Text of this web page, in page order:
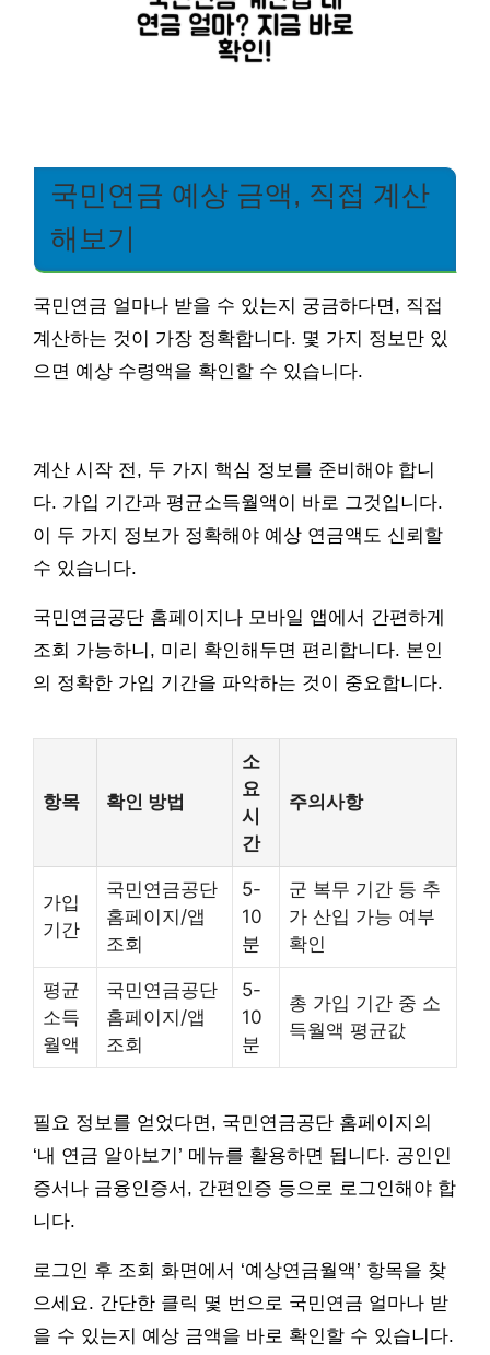
국민연금 예상 금액, 직접 계산
해보기
국민연금 얼마나 받을 수 있는지 궁금하다면, 직접
계산하는 것이 가장 정확합니다. 몇 가지 정보만 있
으면 예상 수령액을 확인할 수 있습니다.
계산 시작 전, 두 가지 핵심 정보를 준비해야 합니
다. 가입 기간과 평균소득월액이 바로 그것입니다.
이 두 가지 정보가 정확해야 예상 연금액도 신뢰할
수 있습니다.
국민연금공단 홈페이지나 모바일 앱에서 간편하게
조회 가능하니, 미리 확인해두면 편리합니다. 본인
의 정확한 가입 기간을 파악하는 것이 중요합니다.
항목 확인 방법
소
요
시
간
주의사항
가입
기간
국민연금공단
홈페이지/앱
조회
5-
10
분
군 복무 기간 등 추
가 산입 가능 여부
확인
평균
소득
월액
국민연금공단
홈페이지/앱
조회
5-
10
분
총 가입 기간 중 소
득월액 평균값
필요 정보를 얻었다면, 국민연금공단 홈페이지의
‘내 연금 알아보기’ 메뉴를 활용하면 됩니다. 공인인
증서나 금융인증서, 간편인증 등으로 로그인해야 합
니다.
로그인 후 조회 화면에서 ‘예상연금월액’ 항목을 찾
으세요. 간단한 클릭 몇 번으로 국민연금 얼마나 받
을 수 있는지 예상 금액을 바로 확인할 수 있습니다.